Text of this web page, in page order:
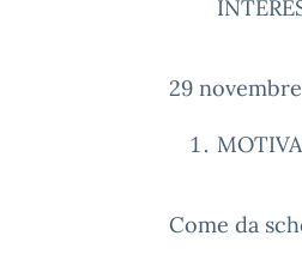
29
Come da